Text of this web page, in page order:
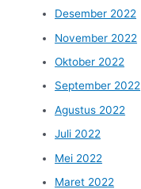
Desember 2022
November 2022
Oktober 2022
September 2022
Agustus 2022
Juli 2022
Mei 2022
Maret 2022